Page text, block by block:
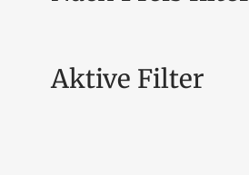
Aktive Filter